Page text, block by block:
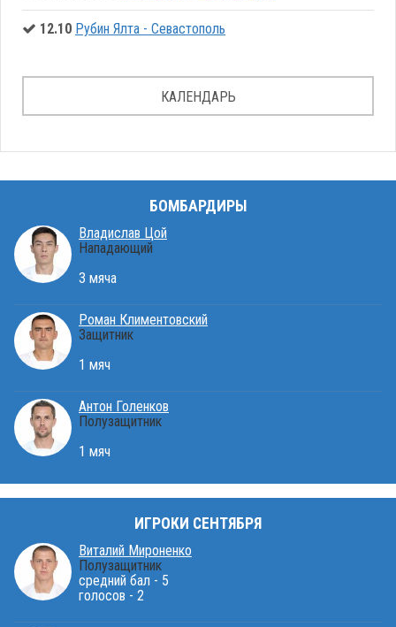
12.10 Рубин Ялта - Севастополь
КАЛЕНДАРЬ
БОМБАРДИРЫ
Владислав Цой
Нападающий
3 мяча
Роман Климентовский
Защитник
1 мяч
Антон Голенков
Полузащитник
1 мяч
ИГРОКИ СЕНТЯБРЯ
Виталий Мироненко
Полузащитник
средний бал - 5
голосов - 2